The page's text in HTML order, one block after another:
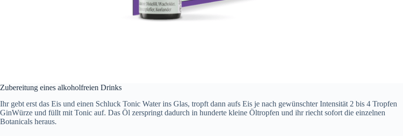
Zubereitung eines alkoholfreien Drinks
Ihr gebt erst das Eis und einen Schluck Tonic Water ins Glas, tropft dann aufs Eis je nach gewünschter Intensität 2 bis 4 Tropfen
GinWürze und füllt mit Tonic auf. Das Öl zerspringt dadurch in hunderte kleine Öltropfen und ihr riecht sofort die einzelnen
Botanicals heraus.